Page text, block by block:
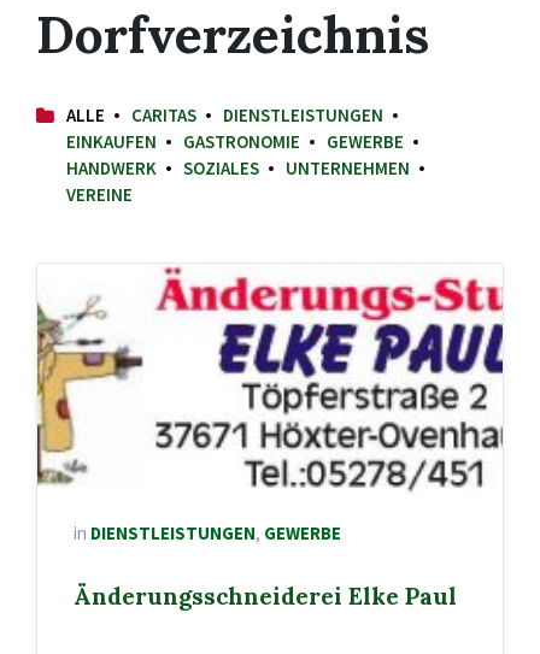
Dorfverzeichnis
ALLE CARITAS
DIENSTLEISTUNGEN
EINKAUFEN
GASTRONOMIE
GEWERBE
HANDWERK
SOZIALES
UNTERNEHMEN
VEREINE
in DIENSTLEISTUNGEN, GEWERBE
Änderungsschneiderei Elke Paul